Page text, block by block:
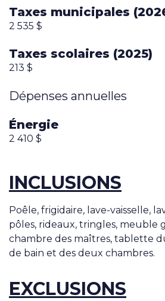
Taxes municipales
2 535 $
Taxes scolaires (2025)
213 $
Dépenses annuelles
Énergie
2 410 $
INCLUSIONS
Poêle, frigidaire, lave-vaisselle,
pôles, rideaux, tringles, meuble
chambre des maîtres, tablette
de bain et des deux chambres.
EXCLUSIONS